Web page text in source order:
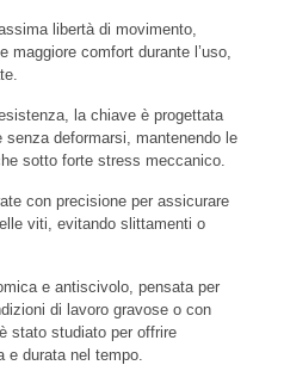
libertà di movimento,
maggiore comfort durante l’uso,
la chiave è progettata
deformarsi, mantenendo le
sotto forte stress meccanico.
con precisione per assicurare
viti, evitando slittamenti o
e antiscivolo, pensata per
di lavoro gravose o con
stato studiato per offrire
e durata nel tempo.